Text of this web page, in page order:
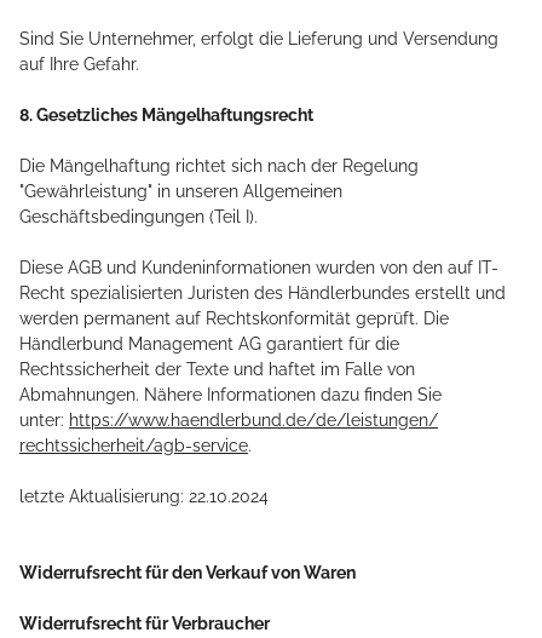
Sind Sie Unternehmer, erfolgt die Lieferung und Versendung
auf Ihre Gefahr.
8. Gesetzliches Mängelhaftungsrecht
Die Mängelhaftung richtet sich nach der Regelung
"Gewährleistung" in unseren Allgemeinen
Geschäftsbedingungen (Teil I).
Diese AGB und Kundeninformationen wurden von den auf IT-
Recht spezialisierten Juristen des Händlerbundes erstellt und
werden permanent auf Rechtskonformität geprüft. Die
Händlerbund Management AG garantiert für die
Rechtssicherheit der Texte und haftet im Falle von
Abmahnungen. Nähere Informationen dazu finden Sie
unter: https://www.haendlerbund.de/de/leistungen/
rechtssicherheit/agb-service.
letzte Aktualisierung: 22.10.2024
Widerrufsrecht für den Verkauf von Waren
Widerrufsrecht für Verbraucher